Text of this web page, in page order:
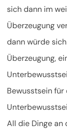
sich dann im
Überzeugung
dann würde
Überzeugung,
Bewusstsein
All die Dinge an